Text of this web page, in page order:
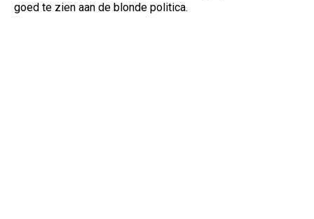
goed te zien aan de blonde politica.